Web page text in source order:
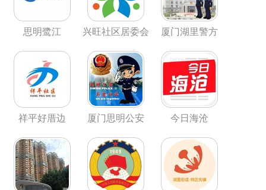
思明鹭江 兴旺社区居委会 厦门湖里警方
祥平好厝边 厦门思明公安 今日海沧